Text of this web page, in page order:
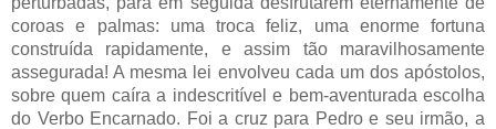
coroas e palmas: uma troca feliz, uma enorme fortuna
construída rapidamente, e assim tão maravilhosamente
assegurada! A mesma lei envolveu cada um dos apóstolos,
sobre quem caíra a indescritível e bem-aventurada escolha
do Verbo Encarnado. Foi a cruz para Pedro e seu irmão, a